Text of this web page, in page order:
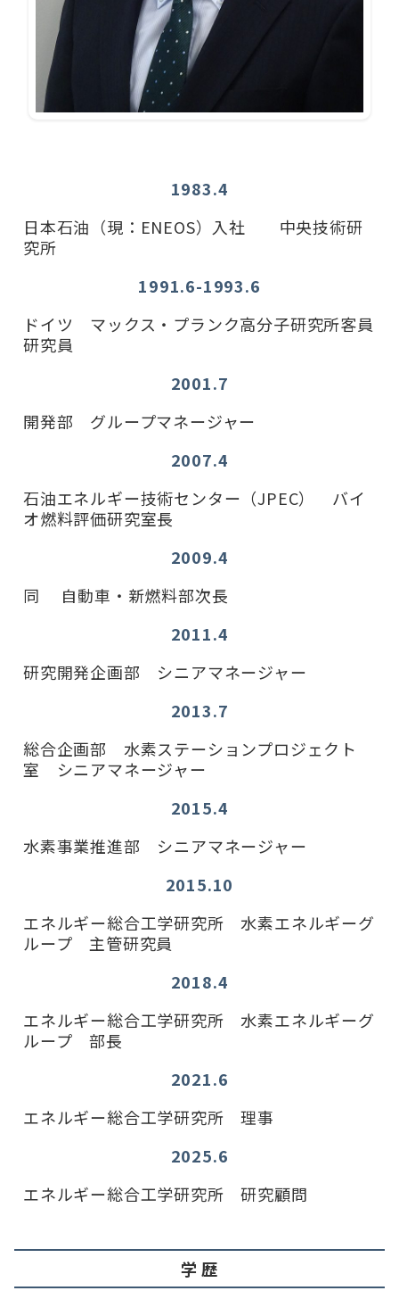
1983.4
日本石油（現：ENEOS）入社 中央技術研
究所
1991.6-1993.6
ドイツ マックス・プランク高分子研究所客員
研究員
2001.7
開発部 グループマネージャー
2007.4
石油エネルギー技術センター（JPEC） バイ
オ燃料評価研究室長
2009.4
同 自動車・新燃料部次長
2011.4
研究開発企画部 シニアマネージャー
2013.7
総合企画部 水素ステーションプロジェクト
室 シニアマネージャー
2015.4
水素事業推進部 シニアマネージャー
2015.10
エネルギー総合工学研究所 水素エネルギーグ
ループ 主管研究員
2018.4
エネルギー総合工学研究所 水素エネルギーグ
ループ 部長
2021.6
エネルギー総合工学研究所 理事
2025.6
エネルギー総合工学研究所 研究顧問
学 歴